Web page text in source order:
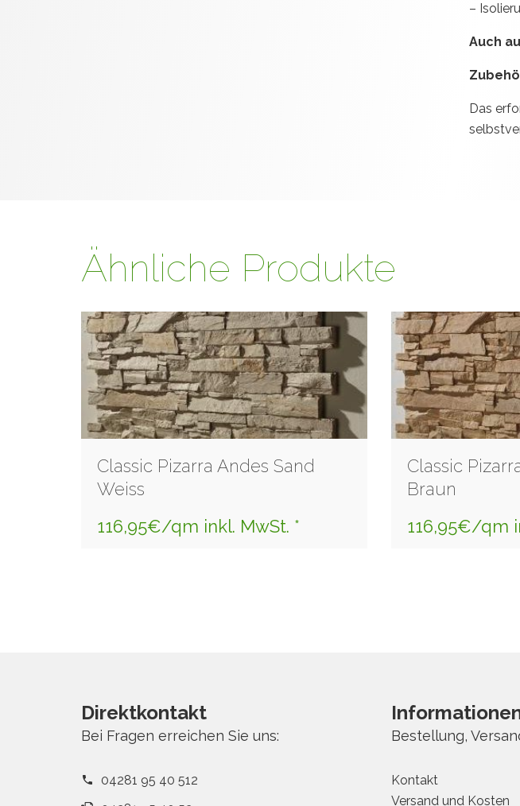
–
Auch
Das
Ähnliche Produkte
Classic Pizarra Andes Sand
Weiss
116,95€/qm inkl. MwSt. *
Classic
Braun
116,95€/qm
Direktkontakt
Bei Fragen erreichen Sie uns:
04281 95 40 512
Bestellung,
Kontakt
Versand und Kosten